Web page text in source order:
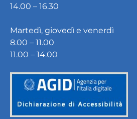
14.00 – 16.30
Martedì, giovedì e venerdì
8.00 – 11.00
11.00 – 14.00